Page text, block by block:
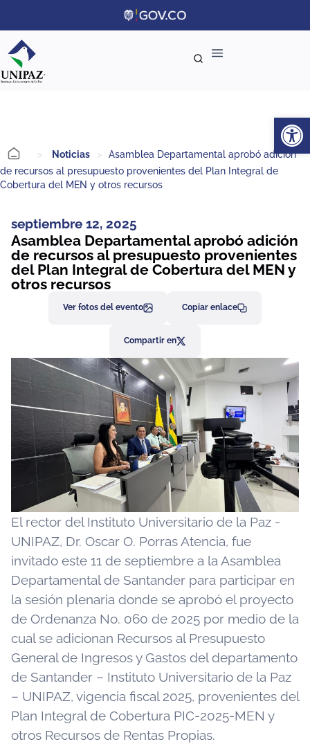
> Noticias >
Asamblea Departamental aprobó adición
de recursos al presupuesto provenientes del Plan Integral de
Cobertura del MEN y otros recursos
septiembre 12, 2025
Asamblea Departamental aprobó adición
de recursos al presupuesto provenientes
del Plan Integral de Cobertura del MEN y
otros recursos
Ver fotos del evento Copiar enlace
Compartir en
El rector del Instituto Universitario de la Paz -
UNIPAZ, Dr. Oscar O. Porras Atencia, fue
invitado este 11 de septiembre a la Asamblea
Departamental de Santander para participar en
la sesión plenaria donde se aprobó el proyecto
de Ordenanza No. 060 de 2025 por medio de la
cual se adicionan Recursos al Presupuesto
General de Ingresos y Gastos del departamento
de Santander – Instituto Universitario de la Paz
– UNIPAZ, vigencia fiscal 2025, provenientes del
Plan Integral de Cobertura PIC-2025-MEN y
otros Recursos de Rentas Propias.